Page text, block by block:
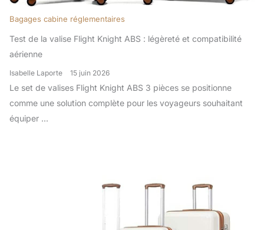
Bagages cabine réglementaires
Test de la valise Flight Knight ABS : légèreté et compatibilité
aérienne
Isabelle Laporte 15 juin 2026
Le set de valises Flight Knight ABS 3 pièces se positionne
comme une solution complète pour les voyageurs souhaitant
équiper ...